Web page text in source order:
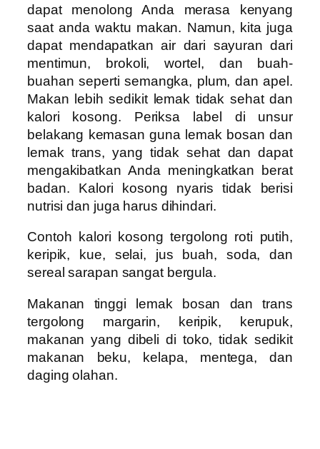
dapat menolong Anda merasa kenyang
saat anda waktu makan. Namun, kita juga
dapat mendapatkan air dari sayuran dari
mentimun, brokoli, wortel, dan buah-
buahan seperti semangka, plum, dan apel.
Makan lebih sedikit lemak tidak sehat dan
kalori kosong. Periksa label di unsur
belakang kemasan guna lemak bosan dan
lemak trans, yang tidak sehat dan dapat
mengakibatkan Anda meningkatkan berat
badan. Kalori kosong nyaris tidak berisi
nutrisi dan juga harus dihindari.
Contoh kalori kosong tergolong roti putih,
keripik, kue, selai, jus buah, soda, dan
sereal sarapan sangat bergula.
Makanan tinggi lemak bosan dan trans
tergolong margarin, keripik, kerupuk,
makanan yang dibeli di toko, tidak sedikit
makanan beku, kelapa, mentega, dan
daging olahan.